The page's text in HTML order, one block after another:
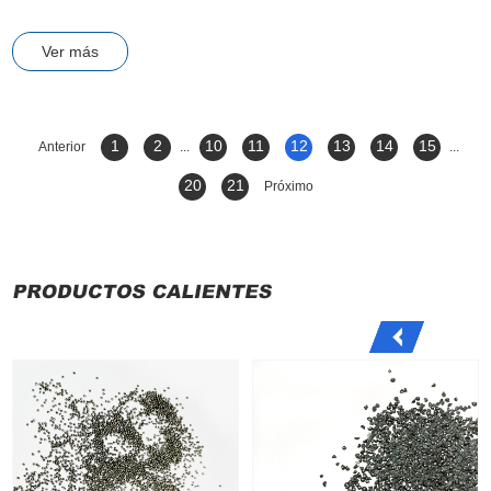
Ver más
Anterior 1 2 ... 10 11 12 13 14 15 ...
20 21 Próximo